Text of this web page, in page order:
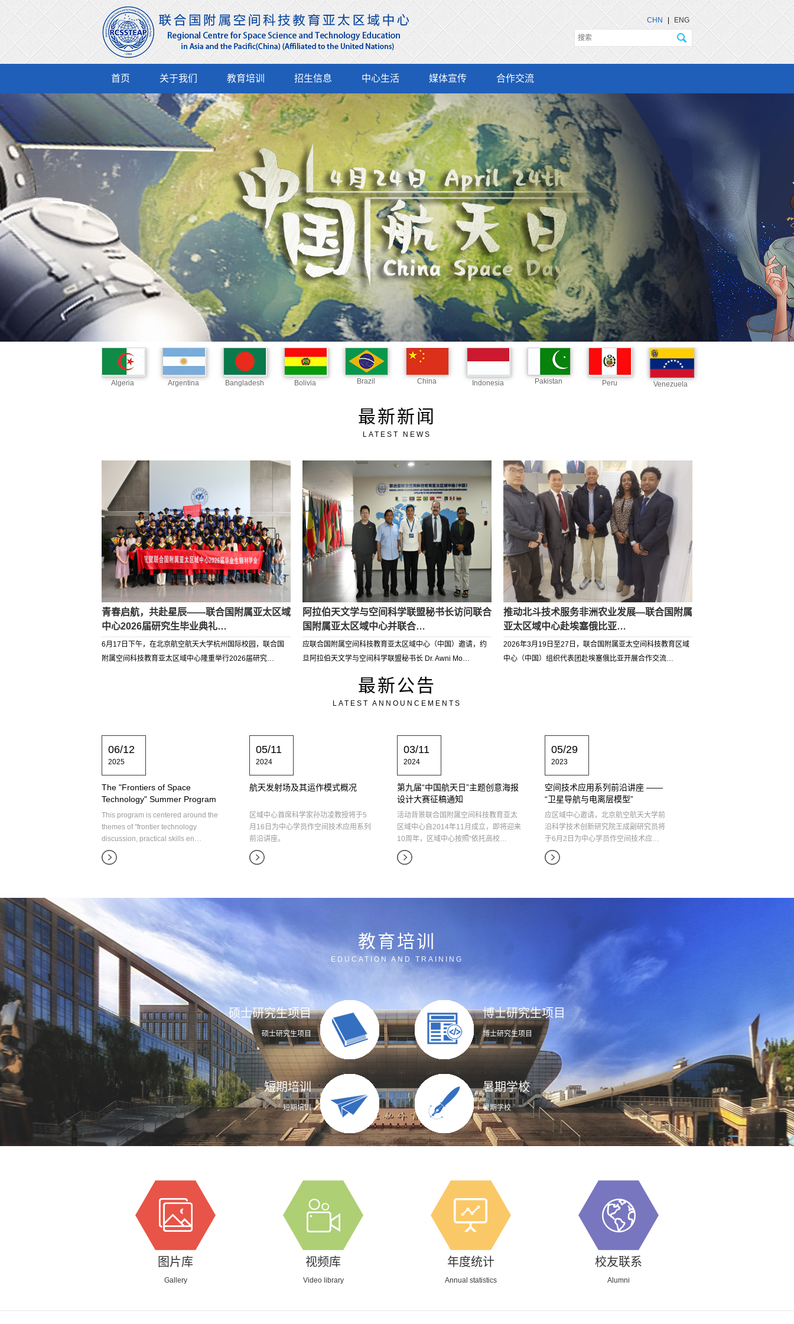
CHN | ENG
首页 关于我们 教育培训 招生信息 中心生活 媒体宣传 合作交流
Algeria Argentina Bangladesh Bolivia Brazil China Indonesia Pakistan Peru Venezuela
最新新闻
LATEST NEWS
青春启航，共赴星辰——联合国附属亚太区域
中心2026届研究生毕业典礼…
6月17日下午，在北京航空航天大学杭州国际校园，联合国
附属空间科技教育亚太区域中心隆重举行2026届研究…
阿拉伯天文学与空间科学联盟秘书长访问联合
国附属亚太区域中心并联合…
应联合国附属空间科技教育亚太区域中心（中国）邀请，约
旦阿拉伯天文学与空间科学联盟秘书长 Dr. Awni Mo…
推动北斗技术服务非洲农业发展—联合国附属
亚太区域中心赴埃塞俄比亚…
2026年3月19日至27日，联合国附属亚太空间科技教育区域
中心（中国）组织代表团赴埃塞俄比亚开展合作交流…
最新公告
LATEST ANNOUNCEMENTS
06/12
2025
The "Frontiers of Space
Technology" Summer Program
This program is centered around the
themes of "frontier technology
discussion, practical skills en…
05/11
2024
航天发射场及其运作模式概况
区域中心首席科学家孙功凌教授将于5
月16日为中心学员作空间技术应用系列
前沿讲座。
03/11
2024
第九届“中国航天日”主题创意海报
设计大赛征稿通知
活动背景联合国附属空间科技教育亚太
区域中心自2014年11月成立，即将迎来
10周年，区域中心按照“依托高校…
05/29
2023
空间技术应用系列前沿讲座 ——
“卫星导航与电离层模型”
应区域中心邀请，北京航空航天大学前
沿科学技术创新研究院王成副研究员将
于6月2日为中心学员作空间技术应…
教育培训
EDUCATION AND TRAINING
硕士研究生项目
硕士研究生项目
博士研究生项目
博士研究生项目
短期培训
短期培训
暑期学校
暑期学校
图片库
Gallery
视频库
Video library
年度统计
Annual statistics
校友联系
Alumni